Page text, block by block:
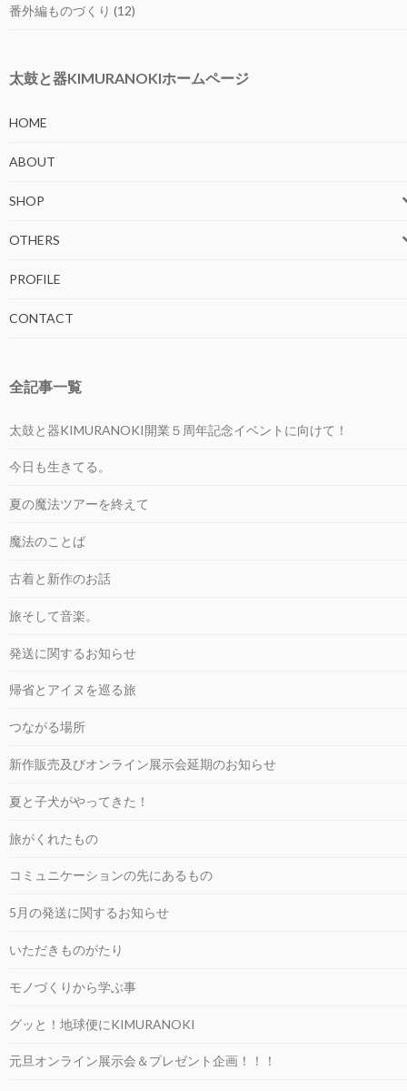
番外編ものづくり (12)
太鼓と器KIMURANOKIホームページ
HOME
ABOUT
SHOP
OTHERS
PROFILE
CONTACT
全記事一覧
太鼓と器KIMURANOKI開業５周年記念イベントに向けて！
今日も生きてる。
夏の魔法ツアーを終えて
魔法のことば
古着と新作のお話
旅そして音楽。
発送に関するお知らせ
帰省とアイヌを巡る旅
つながる場所
新作販売及びオンライン展示会延期のお知らせ
夏と子犬がやってきた！
旅がくれたもの
コミュニケーションの先にあるもの
5月の発送に関するお知らせ
いただきものがたり
モノづくりから学ぶ事
グッと！地球便にKIMURANOKI
元旦オンライン展示会＆プレゼント企画！！！